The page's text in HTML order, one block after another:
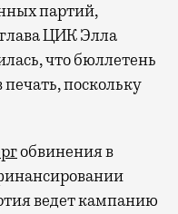
партий,
ЦИК Элла
что бюллетень
печать, поскольку
обвинения в
ведет кампанию